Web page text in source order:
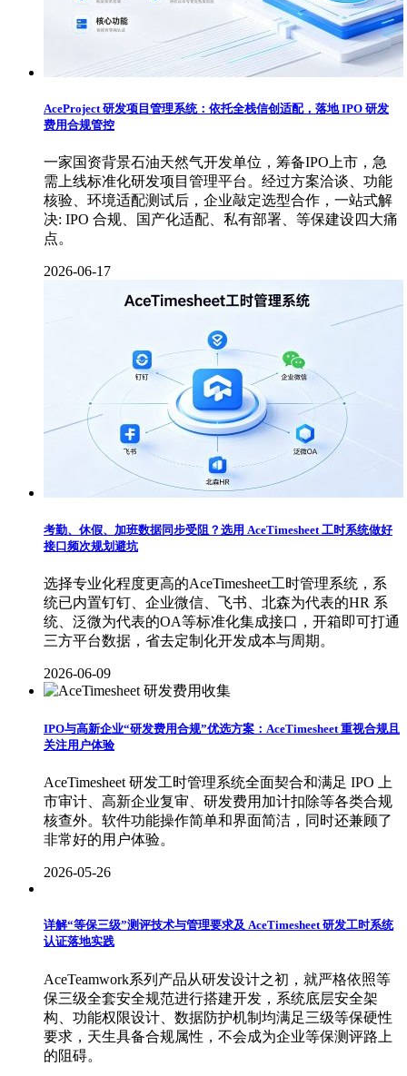
AceProject 研发项目管理系统：依托全栈信创适配，落地 IPO 研发
费用合规管控
一家国资背景石油天然气开发单位，筹备IPO上市，急
需上线标准化研发项目管理平台。经过方案洽谈、功能
核验、环境适配测试后，企业敲定选型合作，一站式解
决: IPO 合规、国产化适配、私有部署、等保建设四大痛
点。
2026-06-17
考勤、休假、加班数据同步受阻？选用 AceTimesheet 工时系统做好
接口频次规划避坑
选择专业化程度更高的AceTimesheet工时管理系统，系
统已内置钉钉、企业微信、飞书、北森为代表的HR 系
统、泛微为代表的OA等标准化集成接口，开箱即可打通
三方平台数据，省去定制化开发成本与周期。
2026-06-09
IPO与高新企业“研发费用合规”优选方案：AceTimesheet 重视合规且
关注用户体验
AceTimesheet 研发工时管理系统全面契合和满足 IPO 上
市审计、高新企业复审、研发费用加计扣除等各类合规
核查外。软件功能操作简单和界面简洁，同时还兼顾了
非常好的用户体验。
2026-05-26
详解“等保三级”测评技术与管理要求及 AceTimesheet 研发工时系统
认证落地实践
AceTeamwork系列产品从研发设计之初，就严格依照等
保三级全套安全规范进行搭建开发，系统底层安全架
构、功能权限设计、数据防护机制均满足三级等保硬性
要求，天生具备合规属性，不会成为企业等保测评路上
的阻碍。